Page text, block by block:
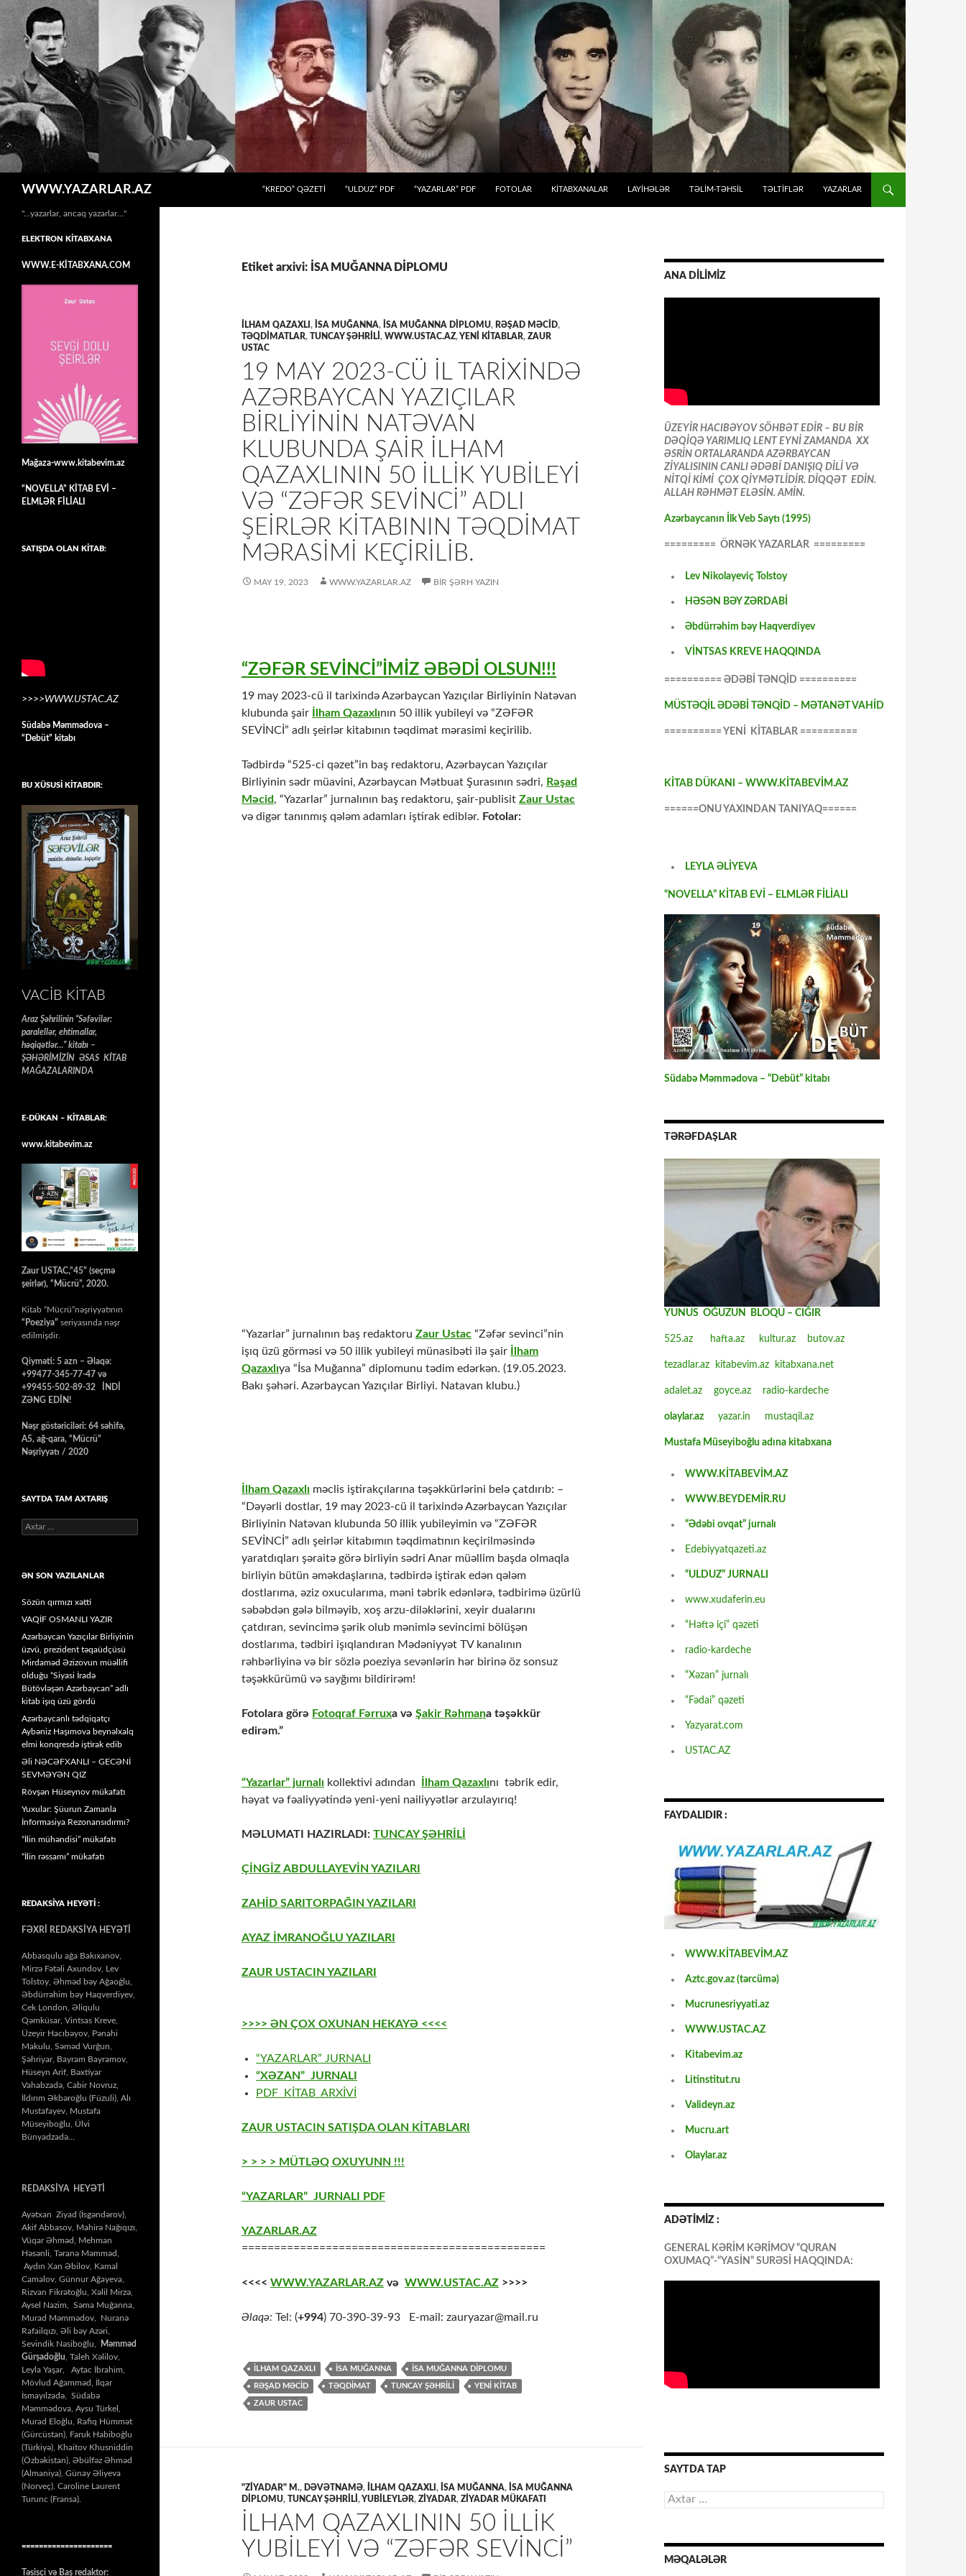
WWW.YAZARLAR.AZ
“KREDO” QƏZETİ
“ULDUZ” PDF “YAZARLAR” PDF FOTOLAR KİTABXANALAR LAYİHƏLƏR TƏLIM-TƏHSIL TƏLTİFLƏR YAZARLAR
Etiket arxivi: İSA MUĞANNA DİPLOMU
İLHAM QAZAXLI , İSA MUĞANNA, İSA MUĞANNA DİPLOMU, RƏŞAD MƏCİD,
TƏQDİMATLAR, TUNCAY ŞƏHRİLİ , WWW.USTAC.AZ,YENİ KİTABLAR, ZAUR
USTAC
19 MAY 2023-CÜ IL TARIXINDƏ
AZƏRBAYCAN YAZIÇILAR
BIRLIYININ NATƏVAN
KLUBUNDA ŞAIR İLHAM
QAZAXLININ 50 ILLIK YUBILEYI
VƏ “ZƏFƏR SEVİNCİ” ADLI
ŞEIRLƏR KITABININ TƏQDIMAT
MƏRASIMI KEÇIRILIB.
MAY 19, 2023 WWW.YAZARLAR.AZ BIR ŞƏRH YAZIN
“ZƏFƏR SEVİNCİ”İMİZ ƏBƏDİ OLSUN!!!
19 may 2023-cü il tarixində Azərbaycan Yazıçılar Birliyinin Natəvan
klubunda şair
İlham Qazaxlının 50 illik yubileyi və “ZƏFƏR
SEVİNCİ” adlı şeirlər kitabının təqdimat mərasimi keçirilib.
Tədbirdə “525-ci qəzet”in baş redaktoru, Azərbaycan Yazıçılar
Birliyinin sədr müavini, Azərbaycan Mətbuat Şurasının sədri, Rəşad
Məcid, “Yazarlar” jurnalının baş redaktoru, şair-publisit Zaur Ustac
və digər tanınmış qələm adamları iştirak ediblər. Fotolar:
“Yazarlar” jurnalının baş redaktoru Zaur Ustac “Zəfər sevinci”nin
işıq üzü görməsi və 50 illik yubileyi münasibəti ilə şair
İlham
Qazaxlıya “İsa Muğanna” diplomunu tədim edərkən. (19.05.2023.
Bakı şəhəri. Azərbaycan Yazıçılar Birliyi. Natavan klubu.)
İlham Qazaxlı məclis iştirakçılarına təşəkkürlərini belə çatdırıb: –
“Dəyərli dostlar, 19 may 2023-cü il tarixində Azərbaycan Yazıçılar
Birliyinin Natəvan klubunda 50 illik yubileyimin və “ZƏFƏR
SEVİNCİ” adlı şeirlər kitabımın təqdimatının keçirilməsində
yaratdıqları şəraitə görə birliyin sədri Anar müəllim başda olmaqla
birliyin bütün əməkdaşlarına, tədbirdə iştirak edən qələm
dostlarıma, əziz oxucularıma, məni təbrik edənlərə, tədbirimə üzürlü
səbəbdən gələ bilməyib, xoş arzu-diləklərini, xeyir dualarını
çatdıran, sevincimə şərik olub mənimlə sevincimi bölüşən
dostlarıma, tədbiri işıqlandıran Mədəniyyət TV kanalının
rəhbərliyinə və bir sözlə poeziya sevənlərin hər birinə öz sonsuz
təşəkkürümü və sayğımı bildirirəm!
Fotolara görə Fotoqraf Fərruxa və Şakir Rəhmana təşəkkür
edirəm.”
“Yazarlar” jurnalı kollektivi adından İlham Qazaxlını təbrik edir,
həyat və fəaliyyətində yeni-yeni nailiyyətlər arzulayırıq!
MƏLUMATI HAZIRLADI: TUNCAY ŞƏHRİLİ
ÇİNGİZ ABDULLAYEVİN YAZILARI
ZAHİD SARITORPAĞIN YAZILARI
AYAZ İMRANOĞLU YAZILARI
ZAUR USTACIN YAZILARI
>>>> ƏN ÇOX OXUNAN HEKAYƏ <<<<
“YAZARLAR” JURNALI
“XƏZAN” JURNALI
PDF KİTAB ARXİVİ
ZAUR USTACIN SATIŞDA OLAN KİTABLARI
> > > > MÜTLƏQ OXUYUNN !!!
“YAZARLAR” JURNALI PDF
YAZARLAR.AZ
===============================================
<<<< WWW.YAZARLAR.AZ və WWW.USTAC.AZ >>>>
Əlaqə: Tel: (+994) 70-390-39-93 E-mail: zauryazar@mail.ru
İLHAM QAZAXLI İSA MUĞANNA İSA MUĞANNA DİPLOMU
RƏŞAD MƏCİD TƏQDİMAT TUNCAY ŞƏHRİLİ YENİ KİTAB
ZAUR USTAC
"ZİYADAR" M., DƏVƏTNAMƏ, İLHAM QAZAXLI , İSA MUĞANNA, İSA MUĞANNA
DİPLOMU, TUNCAY ŞƏHRİLİ ,YUBİLEYLƏR, ZİYADAR, ZİYADAR MÜKAFATI
İLHAM QAZAXLININ 50 ILLIK
YUBILEYI VƏ “ZƏFƏR SEVİNCİ”
ANA DİLİMİZ
ÜZEYİR HACIBƏYOV SÖHBƏT EDİR – BU BİR
DƏQİQƏ YARIMLIQ LENT EYNİ ZAMANDA XX
ƏSRİN ORTALARANDA AZƏRBAYCAN
ZİYALISININ CANLI ƏDƏBİ DANIŞIQ DİLİ VƏ
NİTQİ KİMİ ÇOX QİYMƏTLİDİR. DİQQƏT EDİN.
ALLAH RƏHMƏT ELƏSİN. AMİN.
Azərbaycanın İlk Veb Saytı (1995)
========= ÖRNƏK YAZARLAR =========
Lev Nikolayeviç Tolstoy
HƏSƏN BƏY ZƏRDABİ
Əbdürrəhim bəy Haqverdiyev
VİNTSAS KREVE HAQQINDA
========== ƏDƏBİ TƏNQİD ==========
MÜSTƏQİL ƏDƏBİ TƏNQİD – MƏTANƏT VAHİD
========== YENİ KİTABLAR ==========
KİTAB DÜKANI – WWW.KİTABEVİM.AZ
======ONU YAXINDAN TANIYAQ======
LEYLA ƏLİYEVA
“NOVELLA” KİTAB EVİ – ELMLƏR FİLİALI
Südabə Məmmədova – “Debüt” kitabı
TƏRƏFDAŞLAR
YUNUS OĞUZUN BLOQU – CIĞIR
525.az hafta.az kultur.az butov.az
tezadlar.az kitabevim.az kitabxana.net
adalet.az goyce.az radio-kardeche
olaylar.az yazar.in mustaqil.az
Mustafa Müseyiboğlu adına kitabxana
WWW.KİTABEVİM.AZ
WWW.BEYDEMİR.RU
“Ədəbi ovqat” jurnalı
Edebiyyatqazeti.az
“ULDUZ” JURNALI
www.xudaferin.eu
“Həftə içi” qəzeti
radio-kardeche
“Xəzan” jurnalı
“Fədai” qəzeti
Yazyarat.com
USTAC.AZ
FAYDALIDIR :
WWW.KİTABEVİM.AZ
Aztc.gov.az (tərcümə)
Mucrunesriyyati.az
WWW.USTAC.AZ
Kitabevim.az
Litinstitut.ru
Valideyn.az
Mucru.art
Olaylar.az
ADƏTİMİZ :
GENERAL KƏRİM KƏRİMOV “QURAN
OXUMAQ”-“YASİN” SURƏSİ HAQQINDA:
SAYTDA TAP
Axtarış:
MƏQALƏLƏR
"…yazarlar, ancaq yazarlar…"
ELEKTRON KİTABXANA
WWW.E-KİTABXANA.COM
Mağaza-www.kitabevim.az
“NOVELLA” KİTAB EVİ –
ELMLƏR FİLİALI
SATIŞDA OLAN KİTAB:
>>>>WWW.USTAC.AZ
Südabə Məmmədova –
“Debüt” kitabı
BU XÜSUSİ KİTABDIR:
VACIB KITAB
Araz Şəhrilinin “Səfəvilər:
paralellər, ehtimallar,
həqiqətlər…” kitabı –
ŞƏHƏRİMİZİN ƏSAS KİTAB
MAĞAZALARINDA
E-DÜKAN – KİTABLAR:
www.kitabevim.az
Zaur USTAC,“45” (seçmə
şeirlər), “Mücrü”, 2020.
Kitab “Mücrü”nəşriyyatının
“Poeziya” seriyasında nəşr
edilmişdir.
Qiyməti: 5 azn – Əlaqə:
+99477-345-77-47 və
+99455-502-89-32 İNDİ
ZƏNG EDİN!
Nəşr göstəriciləri: 64 səhifə,
A5, ağ-qara, “Mücrü”
Nəşriyyatı / 2020
SAYTDA TAM AXTARIŞ
Axtarış:
ƏN SON YAZILANLAR
Sözün qırmızı xətti
VAQİF OSMANLI YAZIR
Azərbaycan Yazıçılar Birliyinin
üzvü, prezident təqaüdçüsü
Mirdaməd Əzizovun müəllifi
olduğu “Siyasi İradə
Bütövləşən Azərbaycan” adlı
kitab işıq üzü gördü
Azərbaycanlı tədqiqatçı
Aybəniz Haşımova beynəlxalq
elmi konqresdə iştirak edib
Əli NƏCƏFXANLI – GECƏNİ
SEVMƏYƏN QIZ
Rövşən Hüseynov mükafatı
Yuxular: Şüurun Zamanla
İnformasiya Rezonansıdırmı?
“İlin mühəndisi” mükafatı
“İlin rəssamı” mükafatı
REDAKSİYA HEYƏTİ :
FƏXRİ REDAKSİYA HEYƏTİ
Abbasqulu ağa Bakıxanov,
Mirzə Fətəli Axundov, Lev
Tolstoy, Əhməd bəy Ağaoğlu,
Əbdürrəhim bəy Haqverdiyev,
Cek London, Əliqulu
Qəmküsar, Vintsas Kreve,
Üzeyir Hacıbəyov, Pənahi
Makulu, Səməd Vurğun,
Şəhriyar, Bayram Bayramov,
Hüseyn Arif, Bəxtiyar
Vahabzadə, Cabir Novruz,
İldırım Əkbəroğlu (Füzuli), Alı
Mustafayev, Mustafa
Müseyiboğlu, Ülvi
Bünyadzadə…
REDAKSİYA HEYƏTİ
Ayətxan Ziyad (İsgəndərov),
Akif Abbasov, Mahirə Nağıqızı,
Vüqar Əhməd, Mehman
Həsənli, Təranə Məmməd,
Aydın Xan Əbilov, Kamal
Camalov, Günnur Ağayeva,
Rizvan Fikrətoğlu, Xəlil Mirzə,
Aysel Nazim, Səma Muğanna,
Murad Məmmədov, Nuranə
Rafailqızı, Əli bəy Azəri,
Sevindik Nəsiboğlu,
Məmməd
Gürşadoğlu , Taleh Xəlilov,
Leyla Yaşar, Aytac İbrahim,
Mövlud Ağamməd, İlqar
İsmayılzadə, Südabə
Məmmədova, Aysu Türkel,
Murad Eloğlu, Rafiq Hümmət
(Gürcüstan), Faruk Habiboğlu
(Türkiyə), Khaitov Khusniddin
(Özbəkistan), Əbülfəz Əhməd
(Almaniya), Günay Əliyeva
(Norveç). Caroline Laurent
Turunc (Fransa).
=====================
Təsisçi və Baş redaktor: